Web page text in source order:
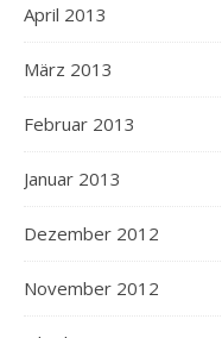
April 2013
März 2013
Februar 2013
Januar 2013
Dezember 2012
November 2012